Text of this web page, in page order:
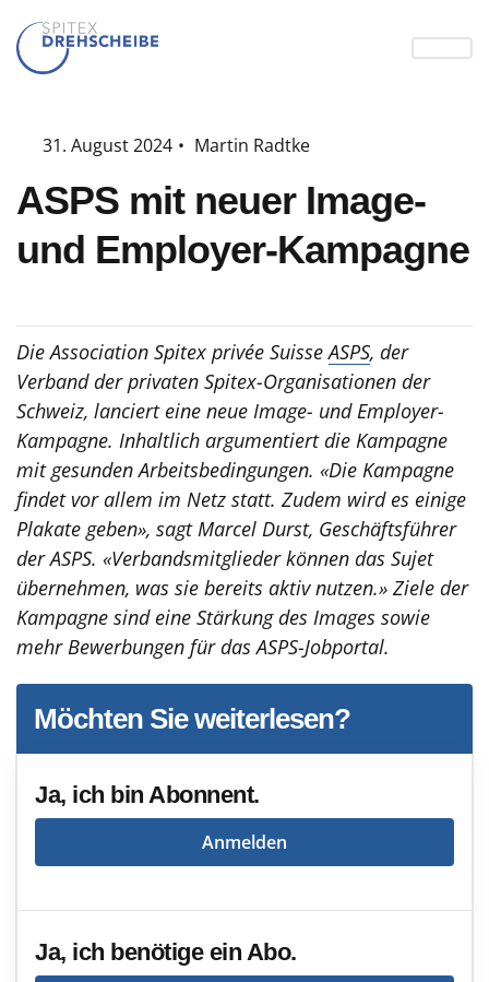
31. August 2024 • Martin Radtke
ASPS mit neuer Image-
und Employer-Kampagne
Die Association Spitex privée SuisseASPS, der
Verband der privaten Spitex-Organisationen der
Schweiz, lanciert eine neue Image- und Employer-
Kampagne. Inhaltlich argumentiert die Kampagne
mit gesunden Arbeitsbedingungen. «Die Kampagne
findet vor allem im Netz statt. Zudem wird es einige
Plakate geben», sagt Marcel Durst, Geschäftsführer
der ASPS. «Verbandsmitglieder können das Sujet
übernehmen, was sie bereits aktiv nutzen.» Ziele der
Kampagne sind eine Stärkung des Images sowie
mehr Bewerbungen für das ASPS-Jobportal.
Möchten Sie weiterlesen?
Ja, ich bin Abonnent.
Anmelden
Ja, ich benötige ein Abo.